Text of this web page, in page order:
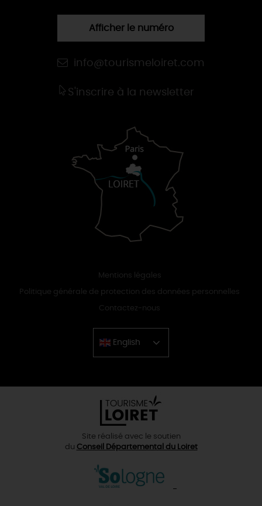
Afficher le numéro
info@tourismeloiret.com
S'inscrire à la newsletter
Mentions légales
Politique générale de protection des données personnelles
Contactez-nous
English
Chinese
Site réalisé avec le soutien
du Conseil Départemental du Loiret